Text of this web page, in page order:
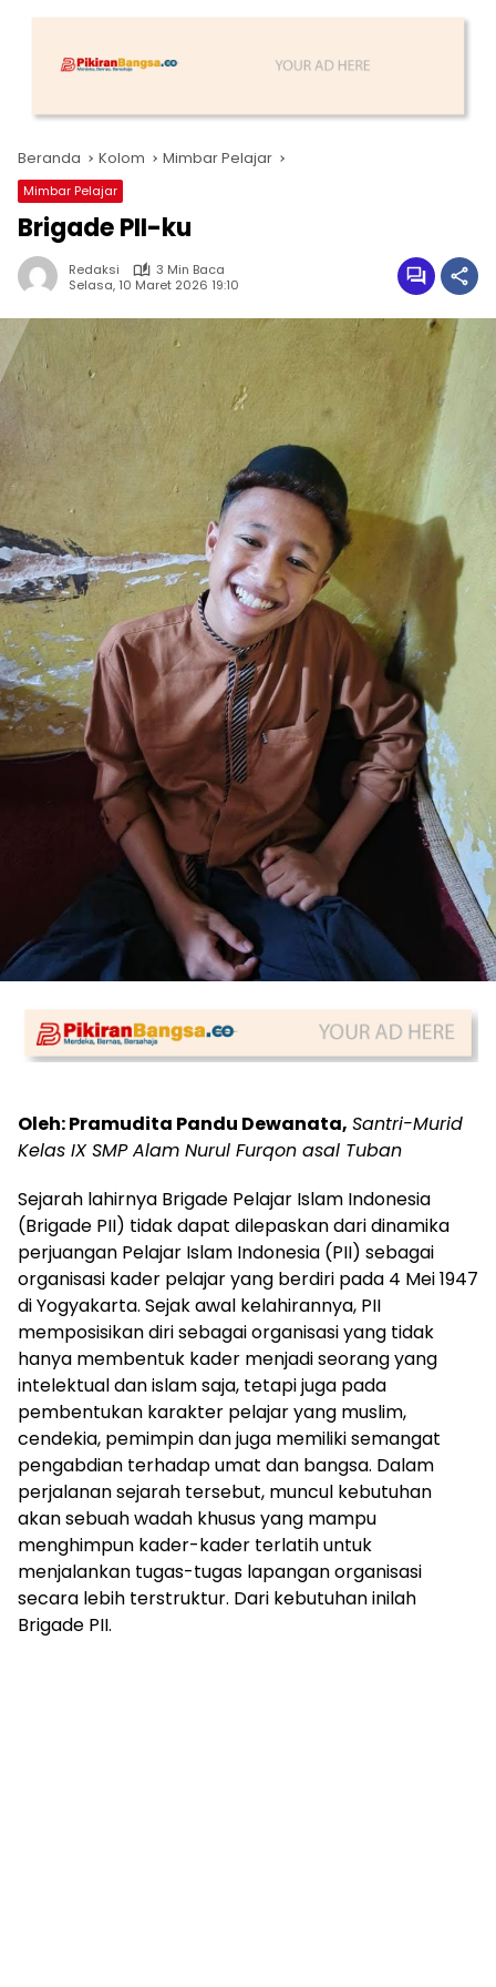
Beranda Kolom Mimbar Pelajar
Mimbar Pelajar
Brigade PII-ku
Redaksi
3 Min Baca
Selasa, 10 Maret 2026 19:10
Oleh: Pramudita Pandu Dewanata, Santri-Murid
Kelas IX SMP Alam Nurul Furqon asal Tuban
Sejarah lahirnya Brigade Pelajar Islam Indonesia
(Brigade PII) tidak dapat dilepaskan dari dinamika
perjuangan Pelajar Islam Indonesia (PII) sebagai
organisasi kader pelajar yang berdiri pada 4 Mei 1947
di Yogyakarta. Sejak awal kelahirannya, PII
memposisikan diri sebagai organisasi yang tidak
hanya membentuk kader menjadi seorang yang
intelektual dan islam saja, tetapi juga pada
pembentukan karakter pelajar yang muslim,
cendekia, pemimpin dan juga memiliki semangat
pengabdian terhadap umat dan bangsa. Dalam
perjalanan sejarah tersebut, muncul kebutuhan
akan sebuah wadah khusus yang mampu
menghimpun kader-kader terlatih untuk
menjalankan tugas-tugas lapangan organisasi
secara lebih terstruktur. Dari kebutuhan inilah
Brigade PII.